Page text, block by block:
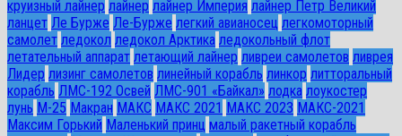
круизный лайнер лайнер лайнер Империя лайнер Петр Великий
ланцет Ле Бурже Ле-Бурже легкий авианосец легкомоторный
самолет ледокол ледокол Арктика ледокольный флот
летательный аппарат летающий лайнер ливреи самолетов ливрея
Лидер лизинг самолетов линейный корабль линкор литторальный
корабль ЛМС-192 Освей ЛМС-901 «Байкал» лодка лоукостер
лунь М-25 Макран МАКС МАКС 2021 МАКС 2023 МАКС-2021
Максим Горький Маленький принц малый ракетный корабль